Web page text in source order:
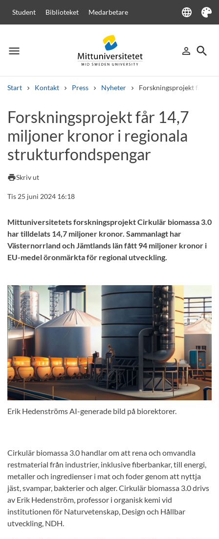
Student Biblioteket Medarbetare language
Language
Tema
menu
Meny person_outline
Logga in
search
Sök
Start Kontakt Press Nyheter Forskningsprojekt får
Andra söktjänster
Kurser och program Kursplaner Välkomstbrev Personal
Lediga jobb
Forskningsprojekt får 14,7
miljoner kronor i regionala
strukturfondspengar
printSkriv ut
Tis 25 juni 2024 16:18
Mittuniversitetets forskningsprojekt Cirkulär biomassa 3.0
har tilldelats 14,7 miljoner kronor. Sammanlagt har
Västernorrland och Jämtlands län fått 94 miljoner kronor i
EU-medel öronmärkta för regional utveckling.
Erik Hedenströms AI-generade bild på biorektorer.
Cirkulär biomassa 3.0 handlar om att rena och omvandla
restmaterial från industrier, inklusive fiberbankar, till energi,
metaller och ingredienser i mat och foder genom att nyttja
jäst, svampar, bakterier och alger. Cirkulär biomassa 3.0 drivs
av Erik Hedenström, professor i organisk kemi vid
institutionen för Naturvetenskap, Design och Hållbar
utveckling, NDH.